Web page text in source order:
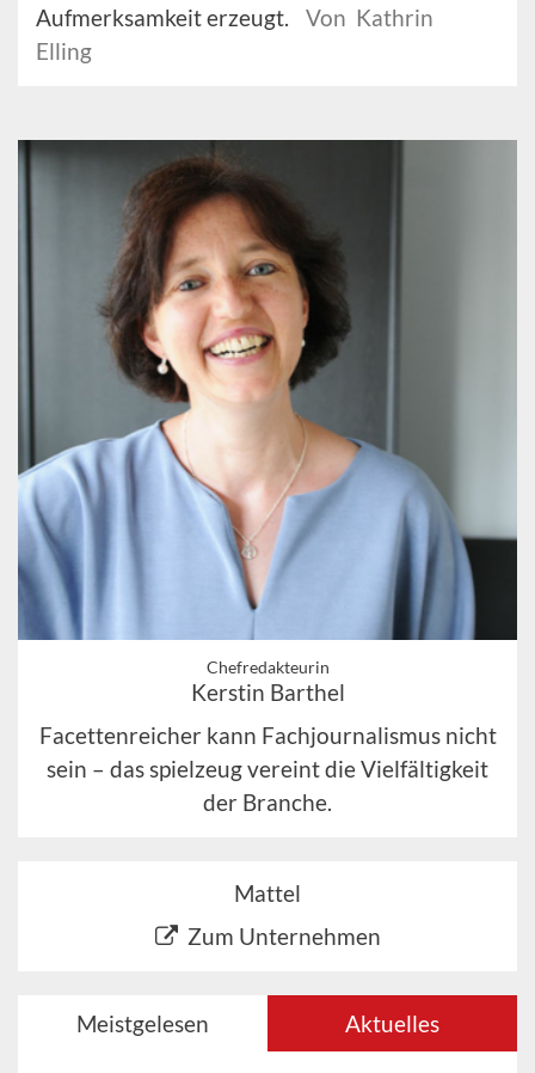
Aufmerksamkeit erzeugt.
Von Kathrin
Elling
Chefredakteurin
Kerstin Barthel
Facettenreicher kann Fachjournalismus nicht
sein – das spielzeug vereint die Vielfältigkeit
der Branche.
Mattel
Zum Unternehmen
Meistgelesen Aktuelles